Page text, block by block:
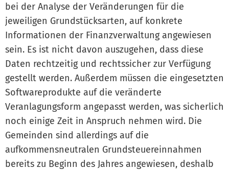
bei der Analyse der Veränderungen für die
jeweiligen Grundstücksarten, auf konkrete
Informationen der Finanzverwaltung angewiesen
sein. Es ist nicht davon auszugehen, dass diese
Daten rechtzeitig und rechtssicher zur Verfügung
gestellt werden. Außerdem müssen die eingesetzten
Softwareprodukte auf die veränderte
Veranlagungsform angepasst werden, was sicherlich
noch einige Zeit in Anspruch nehmen wird. Die
Gemeinden sind allerdings auf die
aufkommensneutralen Grundsteuereinnahmen
bereits zu Beginn des Jahres angewiesen, deshalb